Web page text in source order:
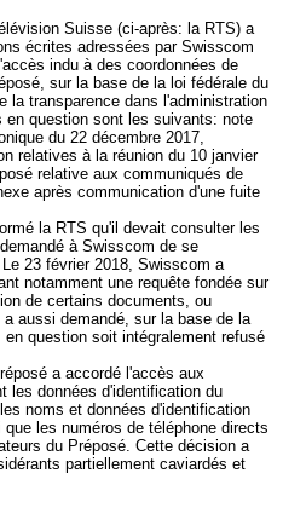
Suisse (ci-après: la RTS) a
écrites adressées par Swisscom
indu à des coordonnées de
sur la base de la loi fédérale du
la transparence dans l'administration
en question sont les suivants: note
du 22 décembre 2017,
relatives à la réunion du 10 janvier
relative aux communiqués de
après communication d'une fuite
la RTS qu'il devait consulter les
à Swisscom de se
23 février 2018, Swisscom a
notamment une requête fondée sur
de certains documents, ou
aussi demandé, sur la base de la
question soit intégralement refusé
a accordé l'accès aux
les données d'identification du
noms et données d'identification
les numéros de téléphone directs
du Préposé. Cette décision a
partiellement caviardés et